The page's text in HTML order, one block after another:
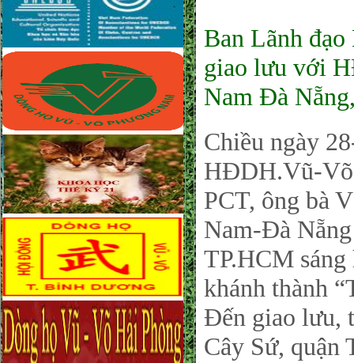
Ban Lãnh
giao lưu với
Nam Đà
Chiều ngày
HĐDH.Vũ-Võ
PCT, ông bà
Nam-Đà
TP.HCM
khánh thành
Đến giao lưu,
Cây Sứ, quận